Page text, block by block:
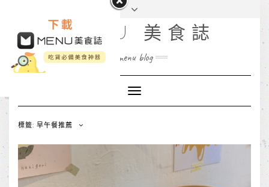
MENU 美食誌
menu blog
Toggle
Navigation
標籤: 早午餐推薦